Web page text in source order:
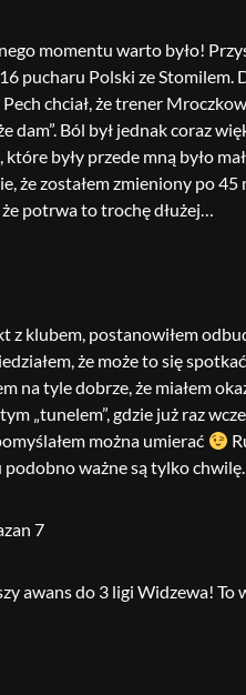
momentu warto było!
pucharu Polski ze Stomilem.
chciał, że trener
dam”. Ból był jednak coraz
były przede mną było
że zostałem zmieniony po
potrwa to trochę dłużej…
z klubem, postanowiłem
że może to się
na tyle dobrze, że miałem
„tunelem”, gdzie już raz
można umierać
podobno ważne są tylko
awans do 3 ligi Widzewa!